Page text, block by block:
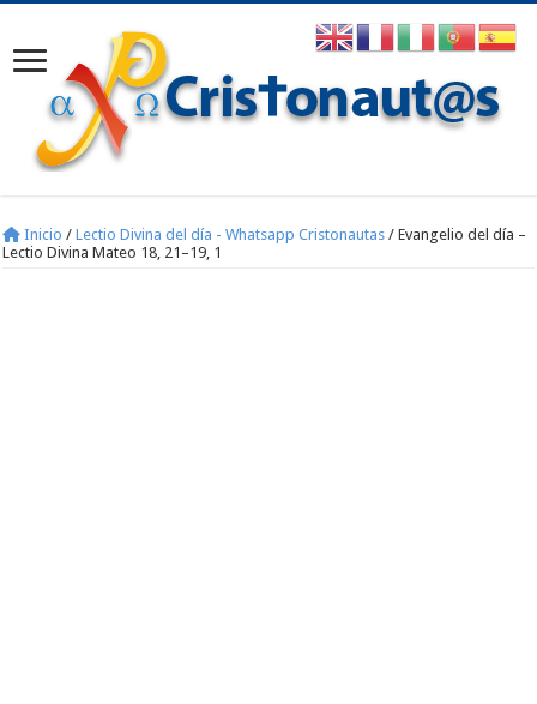
Inicio / Lectio Divina del día - Whatsapp Cristonautas / Evangelio del día –
Lectio Divina Mateo 18, 21–19, 1